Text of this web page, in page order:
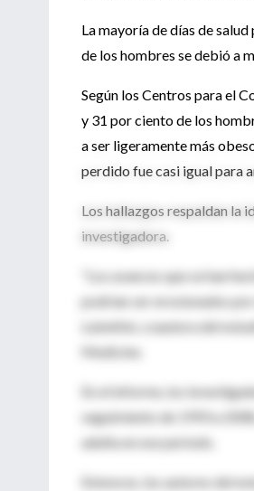
La mayoría de días de
de los hombres se debió a
Según los Centros para el
y 31 por ciento de los
a ser ligeramente más
perdido fue casi igual para
Los hallazgos respaldan la
investigadora.
"Los avances que se han
podrían ser erosionados
Lubetkin, coautora del
Medicine.
En el informe, los
seguimiento de 1993 a
adulta en ese periodo.
Entonces, los autores del